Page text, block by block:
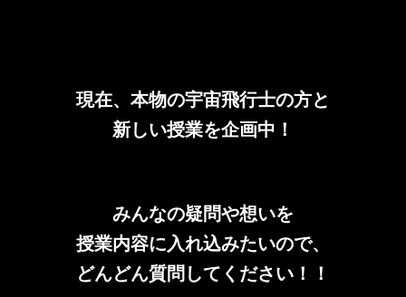
現在、本物の宇宙飛行士の方と
新しい授業を企画中！
みんなの疑問や想いを
授業内容に入れ込みたいので、
どんどん質問してください！！